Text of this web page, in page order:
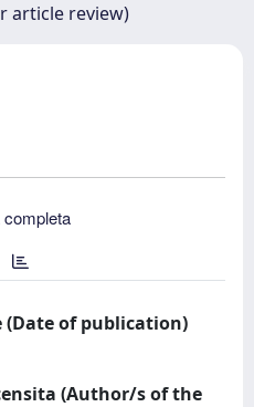
article review)
of publication)
(Author/s of the